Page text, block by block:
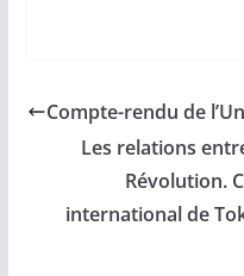
Compte-rendu de
Les relations
Révolution.
international de